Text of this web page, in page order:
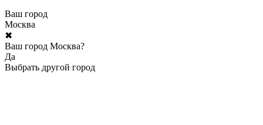
Ваш город
Москва
✖
Ваш город Москва?
Да
Выбрать другой город